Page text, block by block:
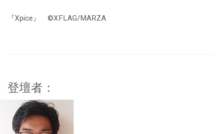
『Xpice』 ©XFLAG/MARZA
登壇者：